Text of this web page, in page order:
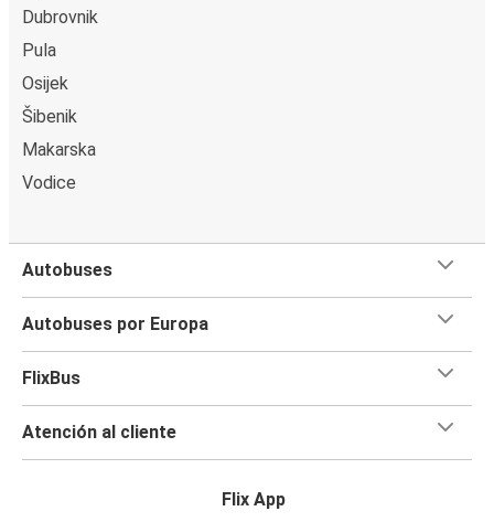
Dubrovnik
Pula
Osijek
Šibenik
Makarska
Vodice
Autobuses
Autobuses por Europa
FlixBus
Atención al cliente
Flix App